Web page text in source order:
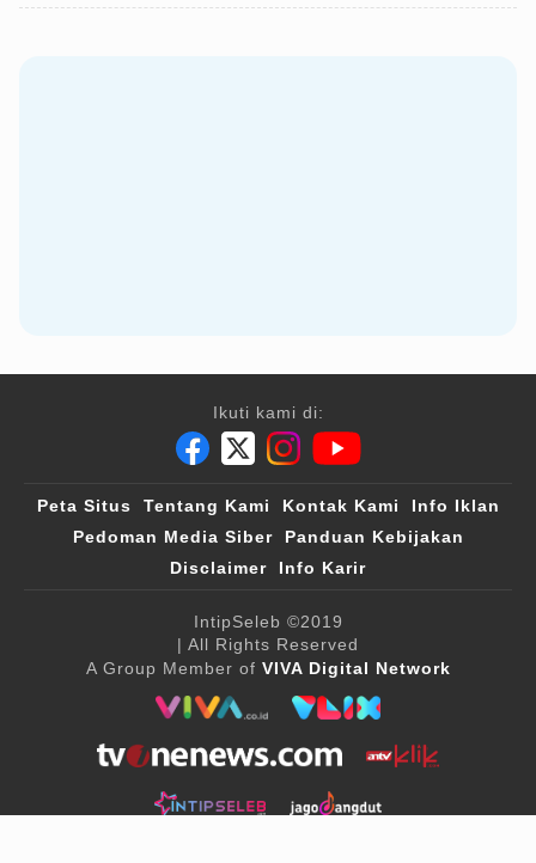
Ikuti kami di:
Peta Situs Tentang Kami Kontak Kami
Info Iklan
Pedoman Media Siber
Panduan Kebijakan
Disclaimer
Info Karir
IntipSeleb ©2019
| All Rights Reserved
A Group Member of VIVA Digital Network